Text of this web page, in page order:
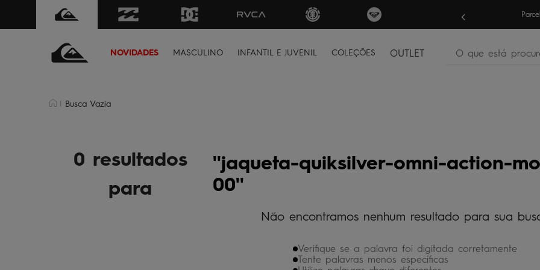
de R$499 | Consulte as Regras Sua primeira vez aqui? Garanta 10% OFF em sua 1ª compra
NOVIDADES MASCULINO INFANTIL E JUVENIL COLEÇÕES OUTLET
O que está
Busca Vazia
0 resultados
para
jaqueta-quiksilver-omni-action-
00
Não encontramos nenhum resultado para sua
Verifique se a palavra foi digitada corretamente
Tente palavras menos específicas
4º regata
8º boardshort